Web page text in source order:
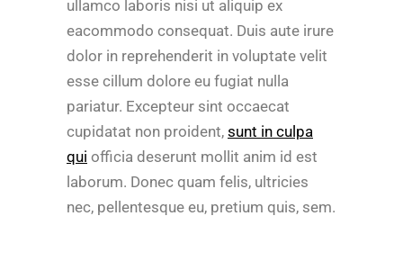
ullamco laboris nisi ut aliquip ex
eacommodo consequat. Duis aute irure
dolor in reprehenderit in voluptate velit
esse cillum dolore eu fugiat nulla
pariatur. Excepteur sint occaecat
cupidatat non proident, sunt in culpa
qui officia deserunt mollit anim id est
laborum. Donec quam felis, ultricies
nec, pellentesque eu, pretium quis, sem.